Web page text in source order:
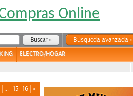
Online
Búsqueda avanzada »
ELECTRO/HOGAR
… 15 16 »